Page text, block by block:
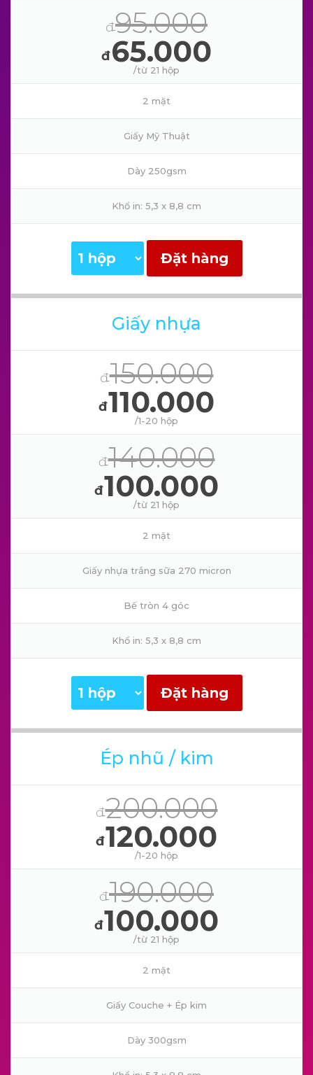
đ95.000
đ65.000
/từ 21 hộp
2 mặt
Giấy Mỹ Thuật
Dày 250gsm
Khổ in: 5,3 x 8,8 cm
Đặt hàng
Giấy nhựa
đ150.000
đ110.000
/1-20 hộp
đ140.000
đ100.000
/từ 21 hộp
2 mặt
Giấy nhựa trắng sữa 270 micron
Bế tròn 4 góc
Khổ in: 5,3 x 8,8 cm
Đặt hàng
Ép nhũ / kim
đ200.000
đ120.000
/1-20 hộp
đ190.000
đ100.000
/từ 21 hộp
2 mặt
Giấy Couche + Ép kim
Dày 300gsm